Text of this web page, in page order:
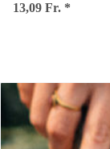
Samenset
13,09 Fr. *